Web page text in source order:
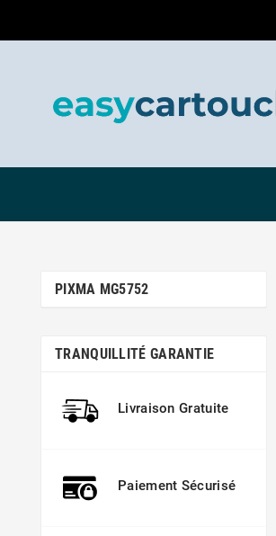
PIXMA MG5752
TRANQUILLITÉ GARANTIE
Livraison Gratuite
Paiement Sécurisé